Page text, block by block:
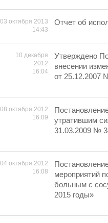
03 октября 2013
14:43
Отчет об
10 декабря
2012
16:04
Утверждено
внесении
от 25.12.2007
08 октября 2012
16:09
утратившим
31.03.2009 №
04 октября 2012
16:08
мероприятий
больным с
2015 годы»